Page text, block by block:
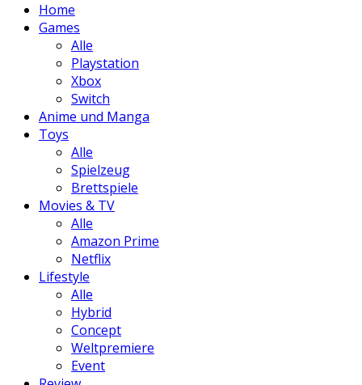
Home
Games
Alle
Playstation
Xbox
Switch
Anime und Manga
Toys
Alle
Spielzeug
Brettspiele
Movies & TV
Alle
Amazon Prime
Netflix
Lifestyle
Alle
Hybrid
Concept
Weltpremiere
Event